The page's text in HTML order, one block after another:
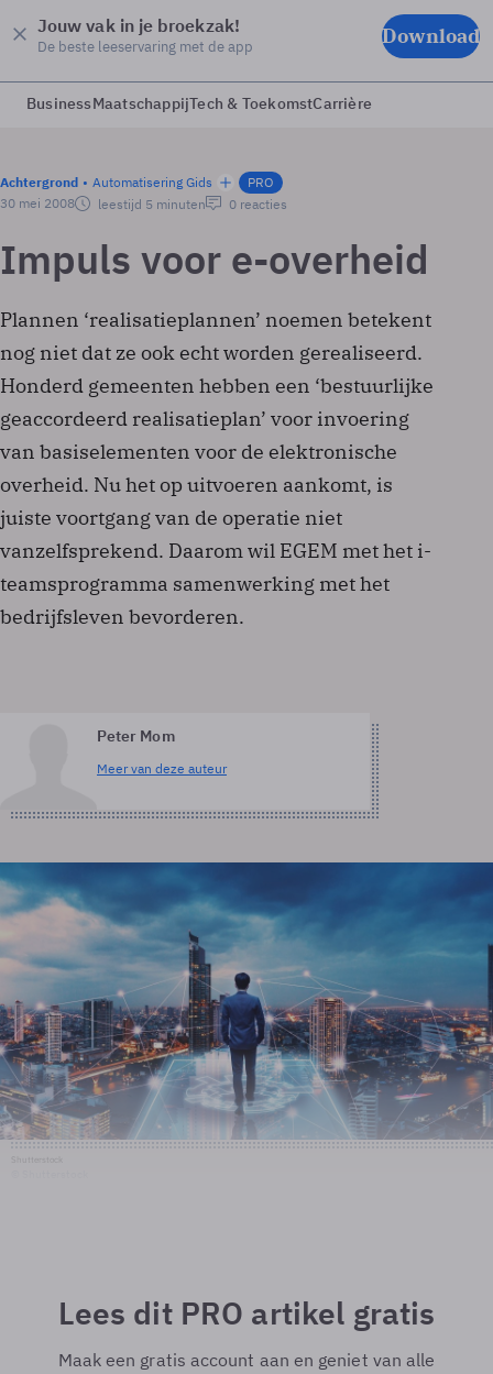
Jouw vak in je broekzak!
De beste leeservaring met de app Download
BusinessMaatschappijTech & ToekomstCarrière
Achtergrond Automatisering Gids
PRO
30 mei 2008
leestijd 5 minuten 0 reacties
Impuls voor e-overheid
Plannen ‘realisatieplannen’ noemen betekent
nog niet dat ze ook echt worden gerealiseerd.
Honderd gemeenten hebben een ‘bestuurlijke
geaccordeerd realisatieplan’ voor invoering
van basiselementen voor de elektronische
overheid. Nu het op uitvoeren aankomt, is
juiste voortgang van de operatie niet
vanzelfsprekend. Daarom wil EGEM met het i-
teamsprogramma samenwerking met het
bedrijfsleven bevorderen.
Peter Mom
Meer van deze auteur
Lees dit PRO artikel gratis
Maak een gratis account aan en geniet van alle